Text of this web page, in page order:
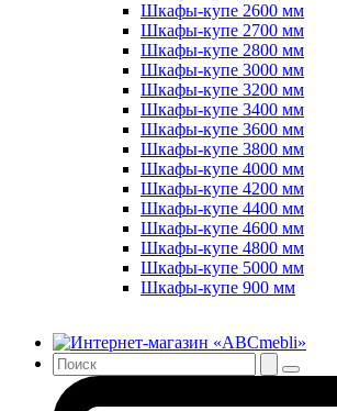
Шкафы-купе 2600 мм
Шкафы-купе 2700 мм
Шкафы-купе 2800 мм
Шкафы-купе 3000 мм
Шкафы-купе 3200 мм
Шкафы-купе 3400 мм
Шкафы-купе 3600 мм
Шкафы-купе 3800 мм
Шкафы-купе 4000 мм
Шкафы-купе 4200 мм
Шкафы-купе 4400 мм
Шкафы-купе 4600 мм
Шкафы-купе 4800 мм
Шкафы-купе 5000 мм
Шкафы-купе 900 мм